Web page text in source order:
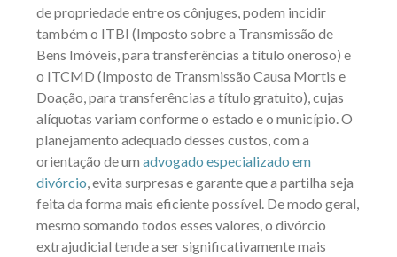
de propriedade entre os cônjuges, podem incidir
também o ITBI (Imposto sobre a Transmissão de
Bens Imóveis, para transferências a título oneroso) e
o ITCMD (Imposto de Transmissão Causa Mortis e
Doação, para transferências a título gratuito), cujas
alíquotas variam conforme o estado e o município. O
planejamento adequado desses custos, com a
orientação de um advogado especializado em
divórcio , evita surpresas e garante que a partilha seja
feita da forma mais eficiente possível. De modo geral,
mesmo somando todos esses valores, o divórcio
extrajudicial tende a ser significativamente mais